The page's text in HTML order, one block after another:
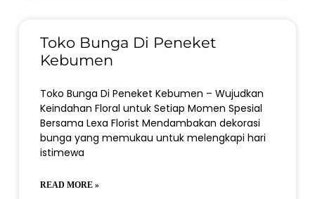
Toko Bunga Di Peneket
Kebumen
Toko Bunga Di Peneket Kebumen – Wujudkan
Keindahan Floral untuk Setiap Momen Spesial
Bersama Lexa Florist Mendambakan dekorasi
bunga yang memukau untuk melengkapi hari
istimewa
READ MORE »